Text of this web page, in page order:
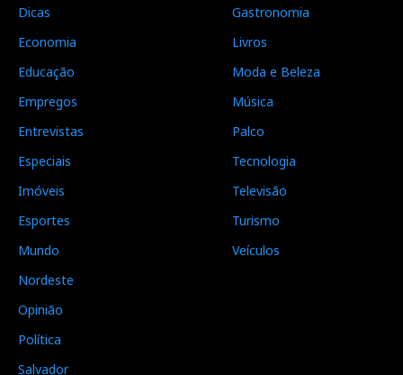
Dicas
Economia
Educação
Empregos
Entrevistas
Especiais
Imóveis
Esportes
Mundo
Nordeste
Opinião
Política
Salvador
Gastronomia
Livros
Moda e Beleza
Música
Palco
Tecnologia
Televisão
Turismo
Veículos